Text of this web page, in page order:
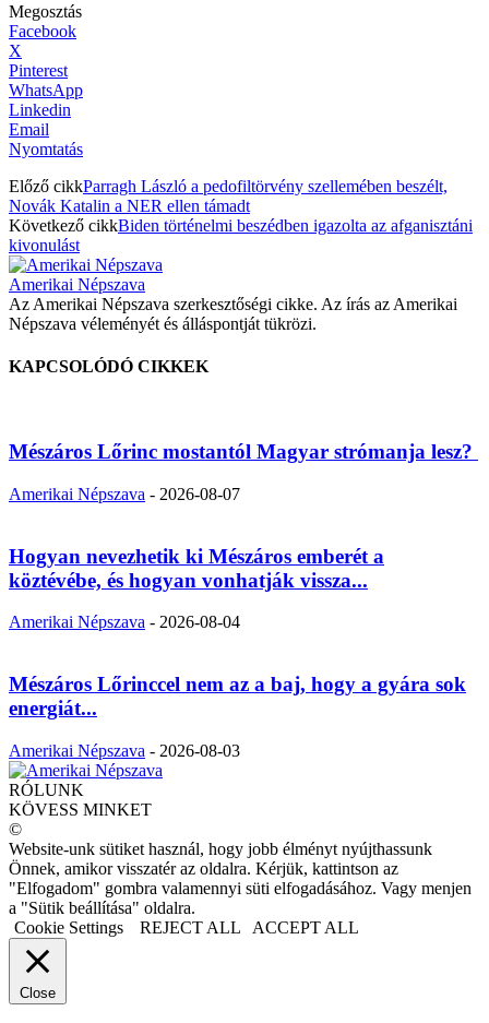
Megosztás
Facebook
X
Pinterest
WhatsApp
Linkedin
Email
Nyomtatás
Előző cikkParragh László a pedofiltörvény szellemében beszélt,
Novák Katalin a NER ellen támadt
Következő cikkBiden történelmi beszédben igazolta az afganisztáni
kivonulást
Amerikai Népszava
Az Amerikai Népszava szerkesztőségi cikke. Az írás az Amerikai
Népszava véleményét és álláspontját tükrözi.
KAPCSOLÓDÓ CIKKEK
Mészáros Lőrinc mostantól Magyar strómanja lesz?
Amerikai Népszava - 2026-08-07
Hogyan nevezhetik ki Mészáros emberét a
köztévébe, és hogyan vonhatják vissza...
Amerikai Népszava - 2026-08-04
Mészáros Lőrinccel nem az a baj, hogy a gyára sok
energiát...
Amerikai Népszava - 2026-08-03
RÓLUNK
KÖVESS MINKET
©
Website-unk sütiket használ, hogy jobb élményt nyújthassunk
Önnek, amikor visszatér az oldalra. Kérjük, kattintson az
"Elfogadom" gombra valamennyi süti elfogadásához. Vagy menjen
a "Sütik beállítása" oldalra.
Cookie Settings
REJECT ALL ACCEPT ALL
Close